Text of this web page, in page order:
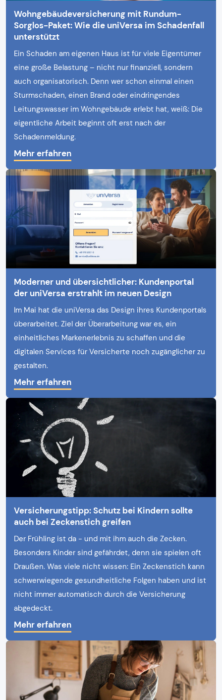
Wohngebäudeversicherung mit Rundum-
Sorglos-Paket: Wie die uniVersa im Schadenfall
unterstützt
Ein Schaden am eigenen Haus ist für viele Eigentümer
eine große Belastung – nicht nur finanziell, sondern
auch organisatorisch. Denn wer schon einmal einen
Sturmschaden, einen Brand oder eindringendes
Leitungswasser im Wohngebäude erlebt hat, weiß: Die
eigentliche Arbeit beginnt oft erst nach der
Schadenmeldung.
Mehr erfahren
Moderner und übersichtlicher: Kundenportal
der uniVersa erstrahlt im neuen Design
Im Mai hat die uniVersa das Design ihres Kundenportals
überarbeitet. Ziel der Überarbeitung war es, ein
einheitliches Markenerlebnis zu schaffen und die
digitalen Services für Versicherte noch zugänglicher zu
gestalten.
Mehr erfahren
Versicherungstipp: Schutz bei Kindern sollte
auch bei Zeckenstich greifen
Der Frühling ist da - und mit ihm auch die Zecken.
Besonders Kinder sind gefährdet, denn sie spielen oft
Draußen. Was viele nicht wissen: Ein Zeckenstich kann
schwerwiegende gesundheitliche Folgen haben und ist
nicht immer automatisch durch die Versicherung
abgedeckt.
Mehr erfahren